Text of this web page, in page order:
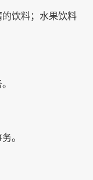
饮料；水果饮料
。